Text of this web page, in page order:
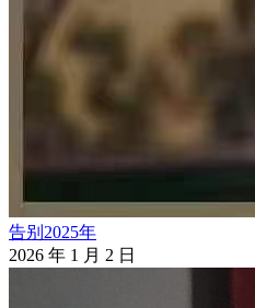
告别2025年
2026 年 1 月 2 日